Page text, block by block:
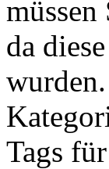
müssen
da
wurden.
Tags